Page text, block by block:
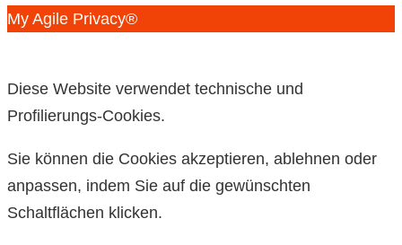
My Agile Privacy®
Diese Website verwendet technische und
Profilierungs-Cookies.
Sie können die Cookies akzeptieren, ablehnen oder
anpassen, indem Sie auf die gewünschten
Schaltflächen klicken.